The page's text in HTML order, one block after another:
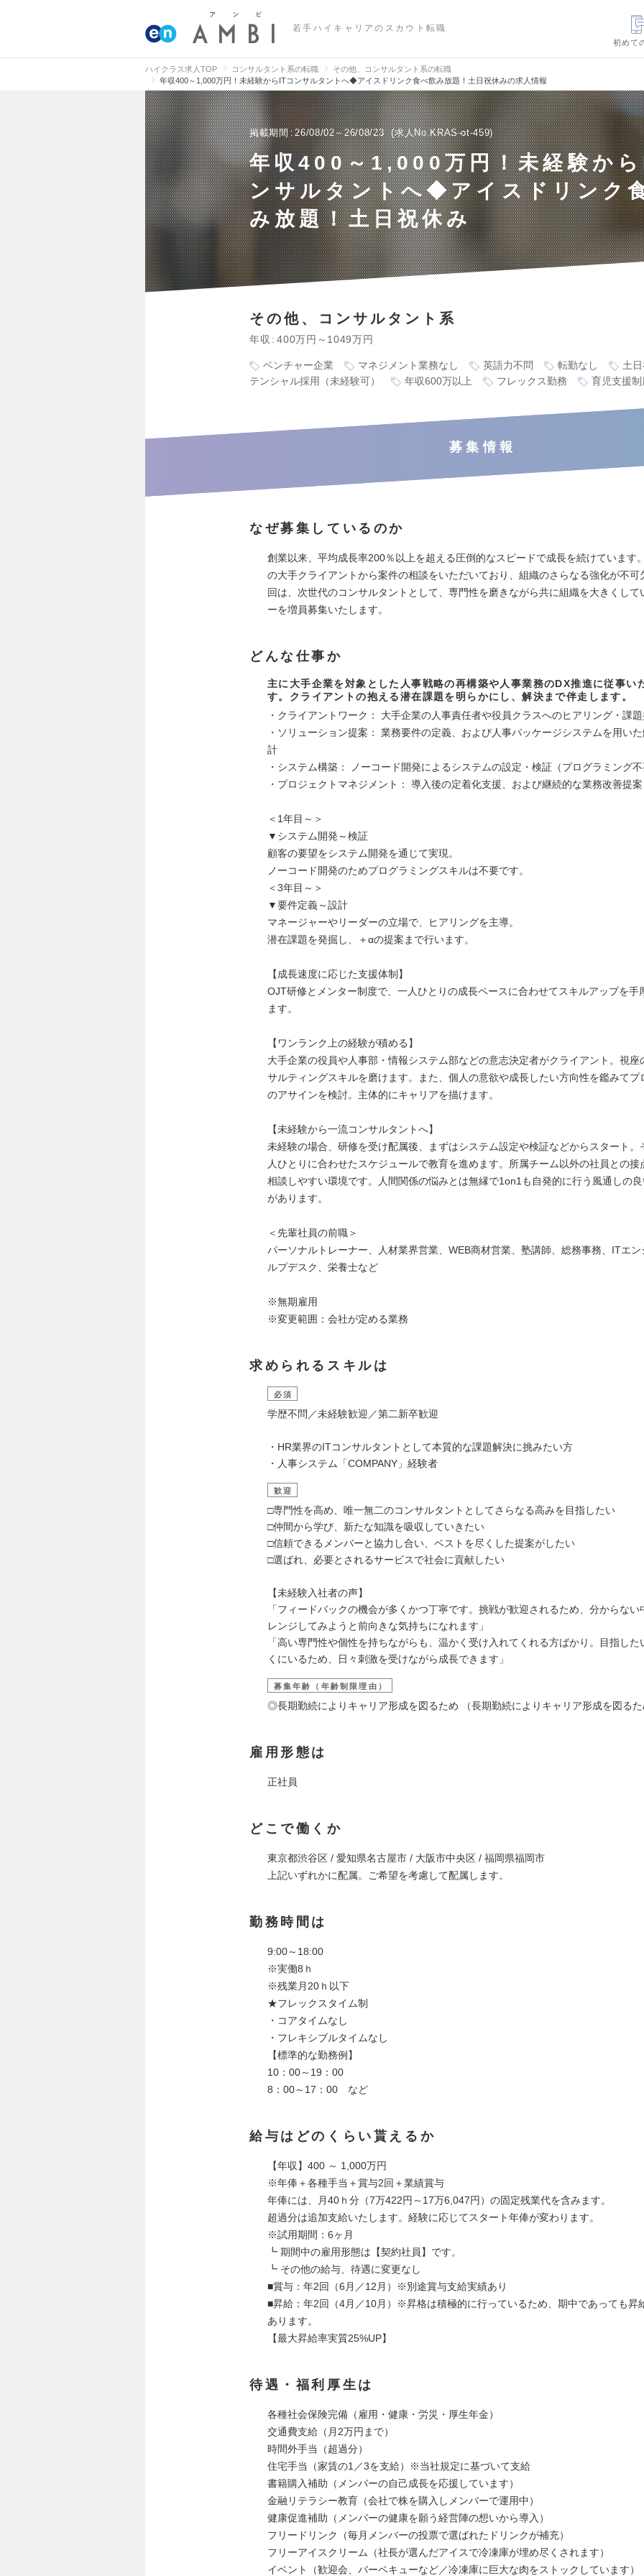
若手ハイキャリアのスカウト転職
初めて
ハイクラス求人TOP コンサルタント系の転職
その他、コンサルタント系の転職
年収400～1,000万円！未経験からITコンサルタントへ◆アイスドリンク食べ飲み放題！土日祝休みの求人情報
掲載期間 26/08/02～26/08/23 求人No.KRAS-ot-459
年収400～1,000万円！未経験か
ンサルタントへ◆アイスドリンク
み放題！土日祝休み
その他、コンサルタント系
年収 400万円～1049万円
ベンチャー企業 マネジメント業務なし 英語力不問 転勤なし 土
テンシャル採用（未経験可）
年収600万以上 フレックス勤務 育児支援制
募集情報
なぜ募集しているのか
創業以来、平均成長率200％以上を超える圧倒的なスピードで成長を続けています
の大手クライアントから案件の相談をいただいており、組織のさらなる強化が不可
回は、次世代のコンサルタントとして、専門性を磨きながら共に組織を大きくして
ーを増員募集いたします。
どんな仕事か
主に大手企業を対象とした人事戦略の再構築や人事業務のDX推進に従事い
す。クライアントの抱える潜在課題を明らかにし、解決まで伴走します。
・クライアントワーク： 大手企業の人事責任者や役員クラスへのヒアリング・課題
・ソリューション提案： 業務要件の定義、および人事パッケージシステムを用い
計
・システム構築： ノーコード開発によるシステムの設定・検証（プログラミング不
・プロジェクトマネジメント： 導入後の定着化支援、および継続的な業務改善提案
＜1年目～＞
▼システム開発～検証
顧客の要望をシステム開発を通じて実現。
ノーコード開発のためプログラミングスキルは不要です。
＜3年目～＞
▼要件定義～設計
マネージャーやリーダーの立場で、ヒアリングを主導。
潜在課題を発掘し、＋αの提案まで行います。
【成長速度に応じた支援体制】
OJT研修とメンター制度で、一人ひとりの成長ペースに合わせてスキルアップを手
ます。
【ワンランク上の経験が積める】
大手企業の役員や人事部・情報システム部などの意志決定者がクライアント。視座
サルティングスキルを磨けます。また、個人の意欲や成長したい方向性を鑑みてプ
のアサインを検討。主体的にキャリアを描けます。
【未経験から一流コンサルタントへ】
未経験の場合、研修を受け配属後、まずはシステム設定や検証などからスタート。
人ひとりに合わせたスケジュールで教育を進めます。所属チーム以外の社員との接
相談しやすい環境です。人間関係の悩みとは無縁で1on1も自発的に行う風通しの
があります。
＜先輩社員の前職＞
パーソナルトレーナー、人材業界営業、WEB商材営業、塾講師、総務事務、ITエン
ルプデスク、栄養士など
※無期雇用
※変更範囲：会社が定める業務
求められるスキルは
必須
学歴不問／未経験歓迎／第二新卒歓迎
・HR業界のITコンサルタントとして本質的な課題解決に挑みたい方
・人事システム「COMPANY」経験者
歓迎
□専門性を高め、唯一無二のコンサルタントとしてさらなる高みを目指したい
□仲間から学び、新たな知識を吸収していきたい
□信頼できるメンバーと協力し合い、ベストを尽くした提案がしたい
□選ばれ、必要とされるサービスで社会に貢献したい
【未経験入社者の声】
「フィードバックの機会が多くかつ丁寧です。挑戦が歓迎されるため、分からない
レンジしてみようと前向きな気持ちになれます」
「高い専門性や個性を持ちながらも、温かく受け入れてくれる方ばかり。目指した
くにいるため、日々刺激を受けながら成長できます」
募集年齢（年齢制限理由）
◎長期勤続によりキャリア形成を図るため （長期勤続によりキャリア形成を図るた
雇用形態は
正社員
どこで働くか
東京都渋谷区 / 愛知県名古屋市 / 大阪市中央区 / 福岡県福岡市
上記いずれかに配属。ご希望を考慮して配属します。
勤務時間は
9:00～18:00
※実働8ｈ
※残業月20ｈ以下
★フレックスタイム制
・コアタイムなし
・フレキシブルタイムなし
【標準的な勤務例】
10：00～19：00
8：00～17：00 など
給与はどのくらい貰えるか
【年収】400 ～ 1,000万円
※年俸＋各種手当＋賞与2回＋業績賞与
年俸には、月40ｈ分（7万422円～17万6,047円）の固定残業代を含みます。
超過分は追加支給いたします。経験に応じてスタート年俸が変わります。
※試用期間：6ヶ月
┗ 期間中の雇用形態は【契約社員】です。
┗ その他の給与、待遇に変更なし
■賞与：年2回（6月／12月）※別途賞与支給実績あり
■昇給：年2回（4月／10月）※昇格は積極的に行っているため、期中であっても昇
あります。
【最大昇給率実質25%UP】
待遇・福利厚生は
各種社会保険完備（雇用・健康・労災・厚⽣年金）
交通費支給（月2万円まで）
時間外手当（超過分）
住宅手当（家賃の1／3を支給）※当社規定に基づいて支給
書籍購入補助（メンバーの自己成長を応援しています）
金融リテラシー教育（会社で株を購入しメンバーで運用中）
健康促進補助（メンバーの健康を願う経営陣の想いから導入）
フリードリンク（毎月メンバーの投票で選ばれたドリンクが補充）
フリーアイスクリーム（社長が選んだアイスで冷凍庫が埋め尽くされます）
イベント（歓迎会、バーベキューなど／冷凍庫に巨大な肉をストックしています）